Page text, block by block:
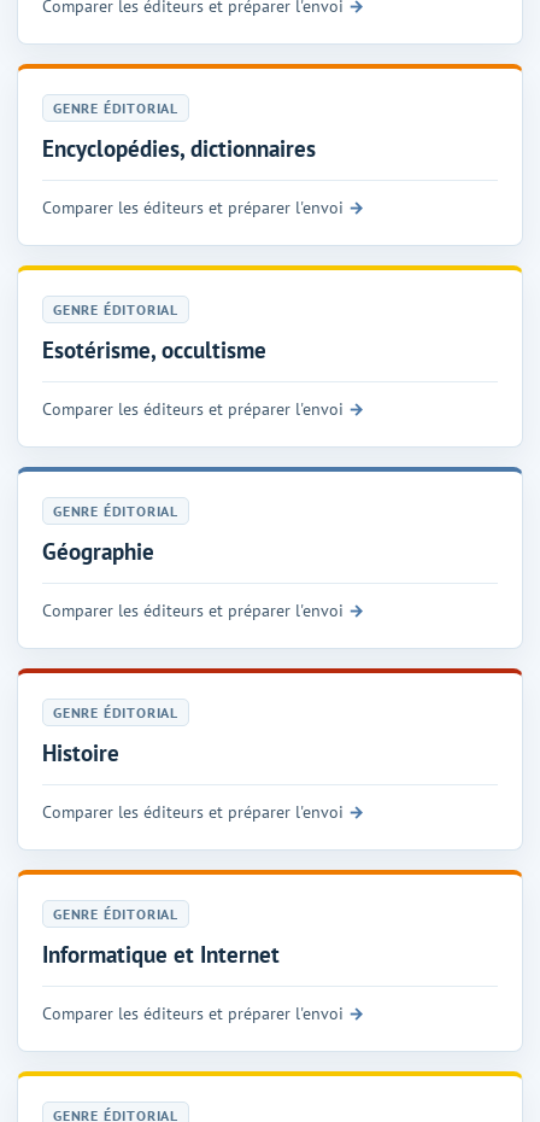
Comparer les éditeurs et préparer l'envoi
GENRE ÉDITORIAL
Encyclopédies, dictionnaires
Comparer les éditeurs et préparer l'envoi
GENRE ÉDITORIAL
Esotérisme, occultisme
Comparer les éditeurs et préparer l'envoi
GENRE ÉDITORIAL
Géographie
Comparer les éditeurs et préparer l'envoi
GENRE ÉDITORIAL
Histoire
Comparer les éditeurs et préparer l'envoi
GENRE ÉDITORIAL
Informatique et Internet
Comparer les éditeurs et préparer l'envoi
GENRE ÉDITORIAL